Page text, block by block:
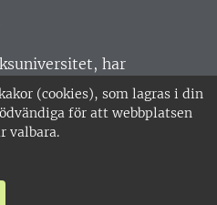
(cookies), som lagras i din
för att webbplatsen
valbara.
har
Huvudorter är
SLU är
14001. •
202100-2817 •